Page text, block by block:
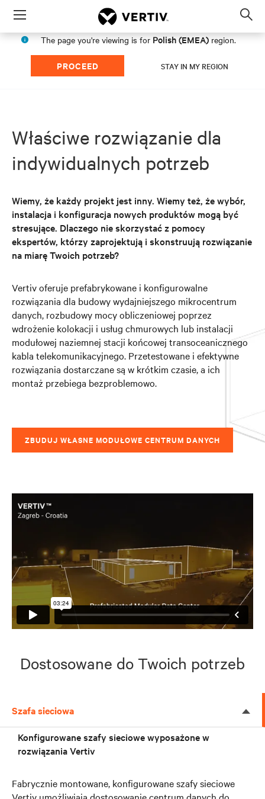
Menu
The page you're viewing is for Polish (EMEA) region.
PROCEED STAY IN MY REGION
Właściwe rozwiązanie dla
indywidualnych potrzeb
Wiemy, że każdy projekt jest inny. Wiemy też, że wybór,
instalacja i konfiguracja nowych produktów mogą być
stresujące. Dlaczego nie skorzystać z pomocy
ekspertów, którzy zaprojektują i skonstruują rozwiązanie
na miarę Twoich potrzeb?
Vertiv oferuje prefabrykowane i konfigurowalne
rozwiązania dla budowy wydajniejszego mikrocentrum
danych, rozbudowy mocy obliczeniowej poprzez
wdrożenie kolokacji i usług chmurowych lub instalacji
modułowej naziemnej stacji końcowej transoceanicznego
kabla telekomunikacyjnego. Przetestowane i efektywne
rozwiązania dostarczane są w krótkim czasie, a ich
montaż przebiega bezproblemowo.
ZBUDUJ WŁASNE MODUŁOWE CENTRUM DANYCH
Dostosowane do Twoich potrzeb
Szafa sieciowa
Konfigurowane szafy sieciowe wyposażone w
rozwiązania Vertiv
Fabrycznie montowane, konfigurowane szafy sieciowe
Vertiv umożliwiają dostosowanie centrum danych do